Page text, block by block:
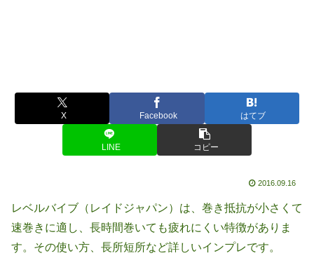
X Facebook はてブ
LINE コピー
2016.09.16
レベルバイブ（レイドジャパン）は、巻き抵抗が小さくて
速巻きに適し、長時間巻いても疲れにくい特徴がありま
す。その使い方、長所短所など詳しいインプレです。